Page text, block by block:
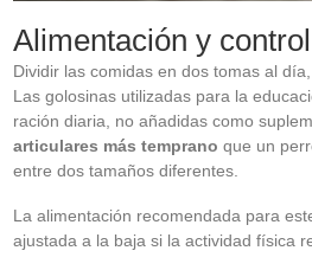
Alimentación y
Dividir las comidas en dos tomas al
Las golosinas utilizadas para la
ración diaria, no añadidas como
articulares más temprano que un
entre dos tamaños diferentes.
La alimentación recomendada para
ajustada a la baja si la actividad física